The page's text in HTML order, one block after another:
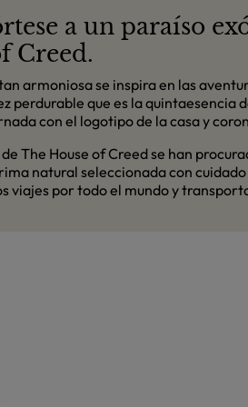
a un paraíso
Creed.
armoniosa se inspira en las
perdurable que es la quintaesencia
con el logotipo de la casa y
The House of Creed se han
natural seleccionada con
viajes por todo el mundo y